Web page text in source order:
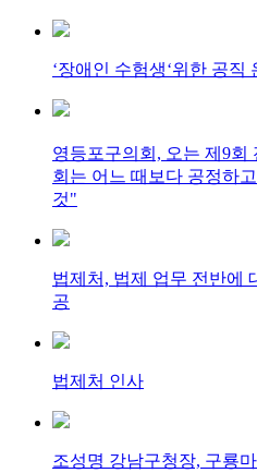
‘장애인 수험생‘위한 공직
영등포구의회, 오는 제9
회는 어느 때보다 공정하
것"
법제처, 법제 업무 전반에
공
법제처 인사
조성명 강남구청장, 구룡